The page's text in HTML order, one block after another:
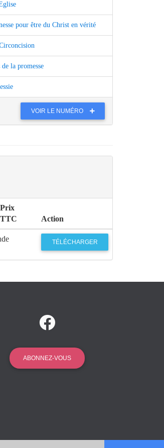
pour être du Christ en vérité
la promesse
VOIR LE NUMÉRO
Prix
TTC
Action
TÉLÉCHARGER
ABONNEZ-VOUS